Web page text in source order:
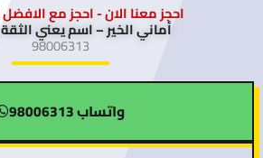
احجز معنا الان - احجز مع
أماني الخير – اسم يعني
98006313
واتساب 98006313